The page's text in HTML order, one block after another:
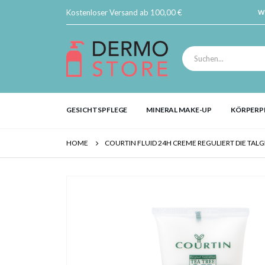
Kostenloser Versand ab 100,00 €
GESICHTSPFLEGE MINERAL MAKE-UP
HOME COURTIN FLUID 24H CREME REGULIERT DIE